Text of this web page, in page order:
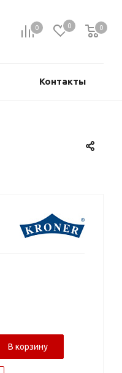
0 0 0
0
Контакты
В корзину